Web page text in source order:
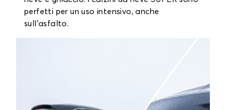
perfetti per un uso intensivo, anche
sull'asfalto.